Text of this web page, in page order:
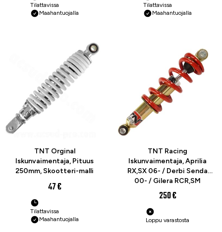
Tilattavissa
Maahantuojalla
Tilattavissa
Maahantuojalla
TNT Orginal
Iskunvaimentaja, Pituus
250mm, Skootteri-malli
47 €
Tilattavissa
Maahantuojalla
TNT Racing
Iskunvaimentaja, Aprilia
RX,SX 06- / Derbi Senda
00- / Gilera RCR,SM
250 €
Loppu varastosta